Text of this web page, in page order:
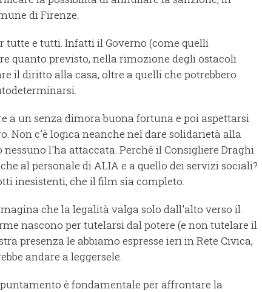
di Firenze.
tutte e tutti. Infatti il Governo (come quelli
quanto previsto, nella rimozione degli ostacoli
il diritto alla casa, oltre a quelli che potrebbero
a un senza dimora buona fortuna e poi aspettarsi
Non c'è logica neanche nel dare solidarietà alla
l'ha attaccata. Perché il Consigliere Draghi
al personale di ALIA e a quello dei servizi sociali?
inesistenti, che il film sia completo.
che la legalità valga solo dall'alto verso il
nascono per tutelarsi dal potere (e non tutelare il
presenza le abbiamo espresse ieri in Rete Civica,
andare a leggersele.
è fondamentale per affrontare la